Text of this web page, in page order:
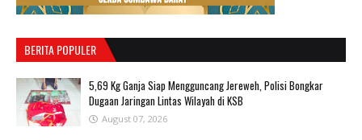
BERITA POPULER
‎5,69 Kg Ganja Siap Mengguncang Jereweh, Polisi Bongkar
Dugaan Jaringan Lintas Wilayah di KSB ‎
August 07, 2026